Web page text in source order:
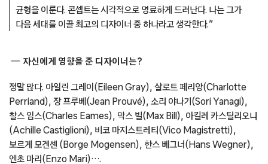
균형을 이룬다. 콘셉트는 시각적으로 명료하게 드러난다. 나는 그가
다음 세대를 이끌 최고의 디자이너 중 하나라고 생각한다.”
자신에게 영향을 준 디자이너는?
정말 많다. 아일린 그레이(Eileen Gray), 샬로트 페리앙(Charlotte
Perriand), 장 프루베(Jean Prouvé), 소리 야나기(Sori Yanagi),
찰스 임스(Charles Eames), 막스 빌(Max Bill), 아킬레 카스틸리오니
(Achille Castiglioni), 비코 마지스트레티(Vico Magistretti),
보르게 모겐센 (Borge Mogensen), 한스 베그너(Hans Wegner),
엔초 마리(Enzo Mari)….